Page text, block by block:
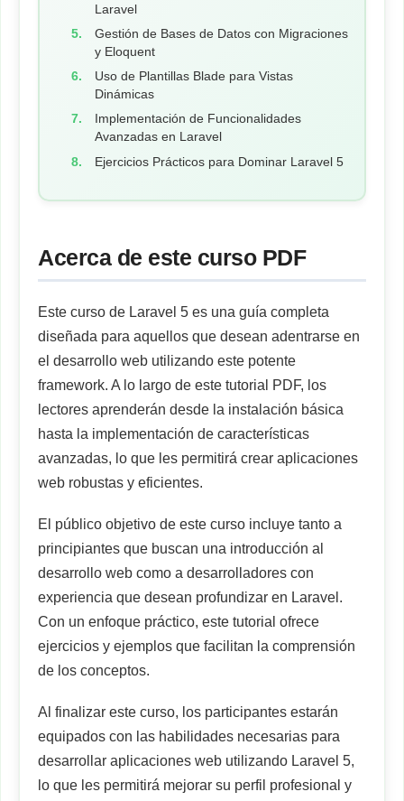
Laravel
Gestión de Bases de Datos con Migraciones
y Eloquent
Uso de Plantillas Blade para Vistas
Dinámicas
Implementación de Funcionalidades
Avanzadas en Laravel
Ejercicios Prácticos para Dominar Laravel 5
Acerca de este curso PDF
Este curso de Laravel 5 es una guía completa
diseñada para aquellos que desean adentrarse en
el desarrollo web utilizando este potente
framework. A lo largo de este tutorial PDF, los
lectores aprenderán desde la instalación básica
hasta la implementación de características
avanzadas, lo que les permitirá crear aplicaciones
web robustas y eficientes.
El público objetivo de este curso incluye tanto a
principiantes que buscan una introducción al
desarrollo web como a desarrolladores con
experiencia que desean profundizar en Laravel.
Con un enfoque práctico, este tutorial ofrece
ejercicios y ejemplos que facilitan la comprensión
de los conceptos.
Al finalizar este curso, los participantes estarán
equipados con las habilidades necesarias para
desarrollar aplicaciones web utilizando Laravel 5,
lo que les permitirá mejorar su perfil profesional y